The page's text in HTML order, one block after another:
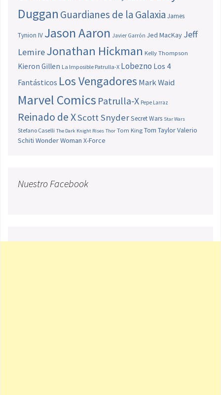
Duggan Guardianes de la Galaxia James
Tynion IV Jason Aaron Javier Garrón Jed MacKay Jeff
LemireJonathan Hickman Kelly Thompson
Kieron Gillen La Imposible Patrulla-X Lobezno Los 4
Fantásticos Los Vengadores Mark Waid
Marvel Comics Patrulla-X Pepe Larraz
Reinado de XScott SnyderSecret Wars Star Wars
Stefano Caselli The Dark Knight Rises Thor Tom King Tom TaylorValerio
Schiti Wonder Woman X-Force
Nuestro Facebook